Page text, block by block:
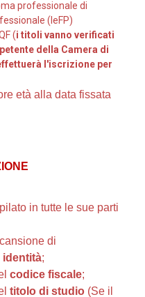
professionale di
(IeFP)
(i titoli vanno verificati
della Camera di
l'iscrizione per
età alla data fissata
in tutte le sue parti
di
identità;
codice fiscale;
titolo di studio (Se il